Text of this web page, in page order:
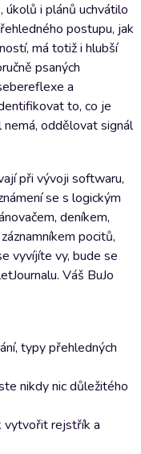
úkolů i plánů uchvátilo
postupu, jak
má totiž i hlubší
psaných
a
to, co je
oddělovat signál
při vývoji softwaru,
se s logickým
deníkem,
pocitů,
vyvíjíte vy, bude se
Váš BuJo
typy přehledných
nikdy nic důležitého
vytvořit rejstřík a